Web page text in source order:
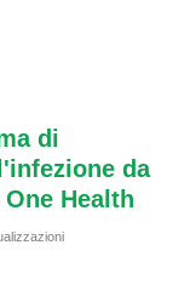
di
da
Health